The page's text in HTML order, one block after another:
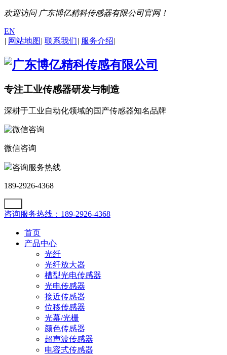
欢迎访问 广东博亿精科传感器有限公司官网！
EN
| 网站地图 | 联系我们| 服务介绍|
专注工业传感器研发与制造
深耕于工业自动化领域的国产传感器知名品牌
微信咨询
咨询服务热线
189-2926-4368
咨询服务热线：189-2926-4368
首页
产品中心
光纤
光纤放大器
槽型光电传感器
光电传感器
接近传感器
位移传感器
光幕/光栅
颜色传感器
超声波传感器
电容式传感器